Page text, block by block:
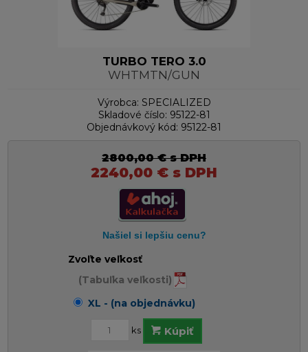
TURBO TERO 3.0
WHTMTN/GUN
Výrobca: SPECIALIZED
Skladové číslo: 95122-81
Objednávkový kód: 95122-81
2800,00 €s DPH
2240,00 € s DPH
Zvoľte veľkosť
(Tabuľka veľkosti)
XL - (na objednávku)
ks Kúpiť